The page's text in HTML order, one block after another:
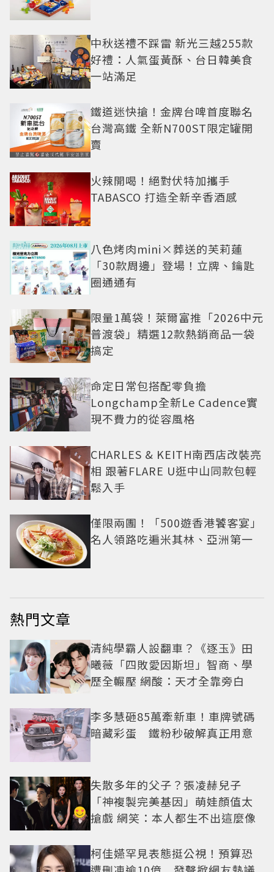
中秋送禮不踩雷 新光三越255款
好禮：人氣蛋黃酥、台日韓美食
一站滿足
鐵道迷快搶！金牌台啤首度聯名
台灣高鐵 全新N700ST限定罐開
賣
火辣開喝！絕對伏特加攜手
TABASCO 打造全新辛香酒感
八色烤肉mini×葬送的芙莉蓮
「30款周邊」登場！立牌、鑰匙
圈通通有
限量1萬袋！萊爾富推「2026中元
普渡袋」精選12款熱銷商品一袋
搞定
命定日常包搭配零負擔
Longchamp全新Le Cadence實
現不費力的從容風格
CHARLES & KEITH南西店改裝亮
相 跟著FLARE U逛中山同款包輕
鬆入手
僅限兩團！「500遊香港饕客宴」
名人領路吃遍米其林、亞洲第一
熱門文章
清純學霸人設翻車？《逐玉》田
曦薇「四敗愛因斯坦」智商、學
歷全輾壓 網酸：天才全靠旁白
李多慧砸85萬牽新車！車牌號碼
暗藏彩蛋 鐵粉秒破解真正用意
失散多年的父子？張凌赫兒子
「神複製完美基因」萌娃顏值太
搶戲 網笑：本人都生不出這麼像
柯佳嬿罕見表態挺公視！預算恐